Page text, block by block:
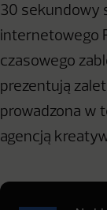
30 sekundowy
internetowego
czasowego
prezentują
prowadzona w
agencją